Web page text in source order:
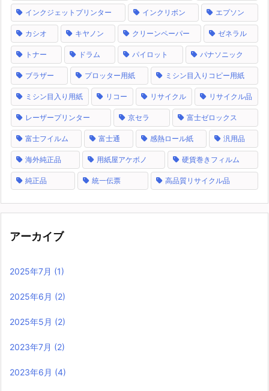
インクジェットプリンター インクリボン エプソン
カシオ キヤノン クリーンペーパー ゼネラル
トナー ドラム パイロット パナソニック
ブラザー プロッター用紙 ミシン目入りコピー用紙
ミシン目入り用紙 リコー リサイクル リサイクル品
レーザープリンター 京セラ 富士ゼロックス
富士フイルム 富士通 感熱ロール紙 汎用品
海外純正品 用紙屋アケボノ 硬貨巻きフィルム
純正品 統一伝票 高品質リサイクル品
アーカイブ
2025年7月 (1)
2025年6月 (2)
2025年5月 (2)
2023年7月 (2)
2023年6月 (4)